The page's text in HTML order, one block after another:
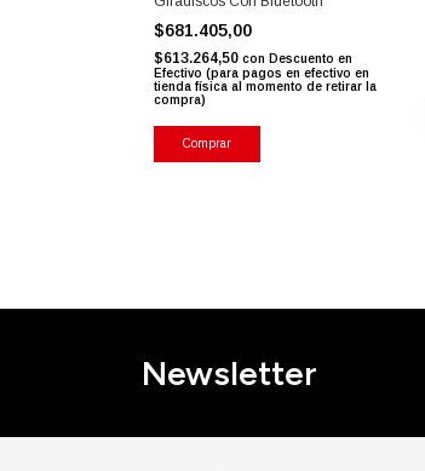
$681.405,00
$613.264,50 con Descuento en
Efectivo (para pagos en efectivo en
tienda física al momento de retirar la
compra)
Comprar
Newsletter